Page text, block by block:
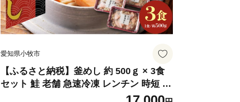
愛知県小牧市
【ふるさと納税】釜めし 約 500ｇ × 3食
セット 鮭 老舗 急速冷凍 レンチン 時短 簡
単調理 食品 加工品 海鮮 手作り ほくほく